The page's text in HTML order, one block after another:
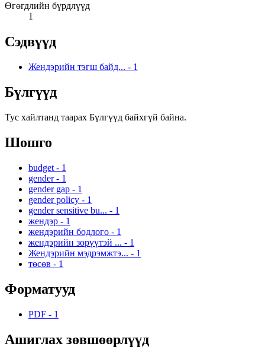
Өгөгдлийн бүрдлүүд
1
Сэдвүүд
Жендэрийн тэгш байд... - 1
Бүлгүүд
Тус хайлтанд таарах Бүлгүүд байхгүй байна.
Шошго
budget - 1
gender - 1
gender gap - 1
gender policy - 1
gender sensitive bu... - 1
жендэр - 1
жендэрийн бодлого - 1
жендэрийн зөрүүтэй ... - 1
Жендэрийн мэдрэмжтэ... - 1
төсөв - 1
Форматууд
PDF - 1
Ашиглах зөвшөөрлүүд